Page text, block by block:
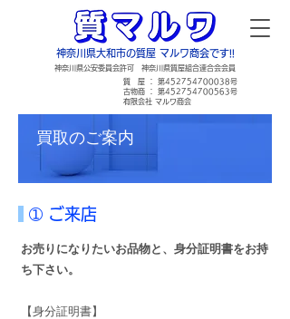
神奈川県大和市の質屋 マルワ商会です!!
​神奈川県公安委員会許可 神奈川県質屋組合連合会会員
​質 屋 ： 第452754700038号
古物商 ： 第452754700563号
​有限会社 マルワ商会
買取のご案内
➀ ご来店
お売りになりたいお品物と、身分証明書をお持
ち下さい。
【身分証明書】